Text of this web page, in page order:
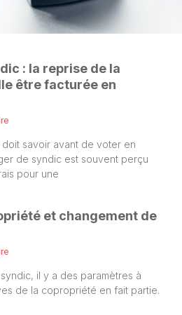
: la reprise de la
être facturée en
savoir avant de voter en
de syndic est souvent perçu
pour une
et changement de
il y a des paramètres à
de la copropriété en fait partie.